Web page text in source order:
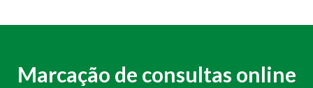
Marcação de consultas online